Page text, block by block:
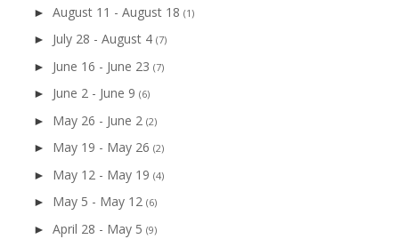
► August 11 - August 18 (1)
► July 28 - August 4 (7)
► June 16 - June 23 (7)
► June 2 - June 9 (6)
► May 26 - June 2 (2)
► May 19 - May 26 (2)
► May 12 - May 19 (4)
► May 5 - May 12 (6)
► April 28 - May 5 (9)